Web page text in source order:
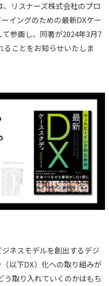
リスナーズ株式会社のプロ
イングのための最新DXケー
参画し、同著が2024年3月7
ことをお知らせいたしま
ネスモデルを創出するデジ
以下DX）化への取り組みが
う取り入れていくのかはもち